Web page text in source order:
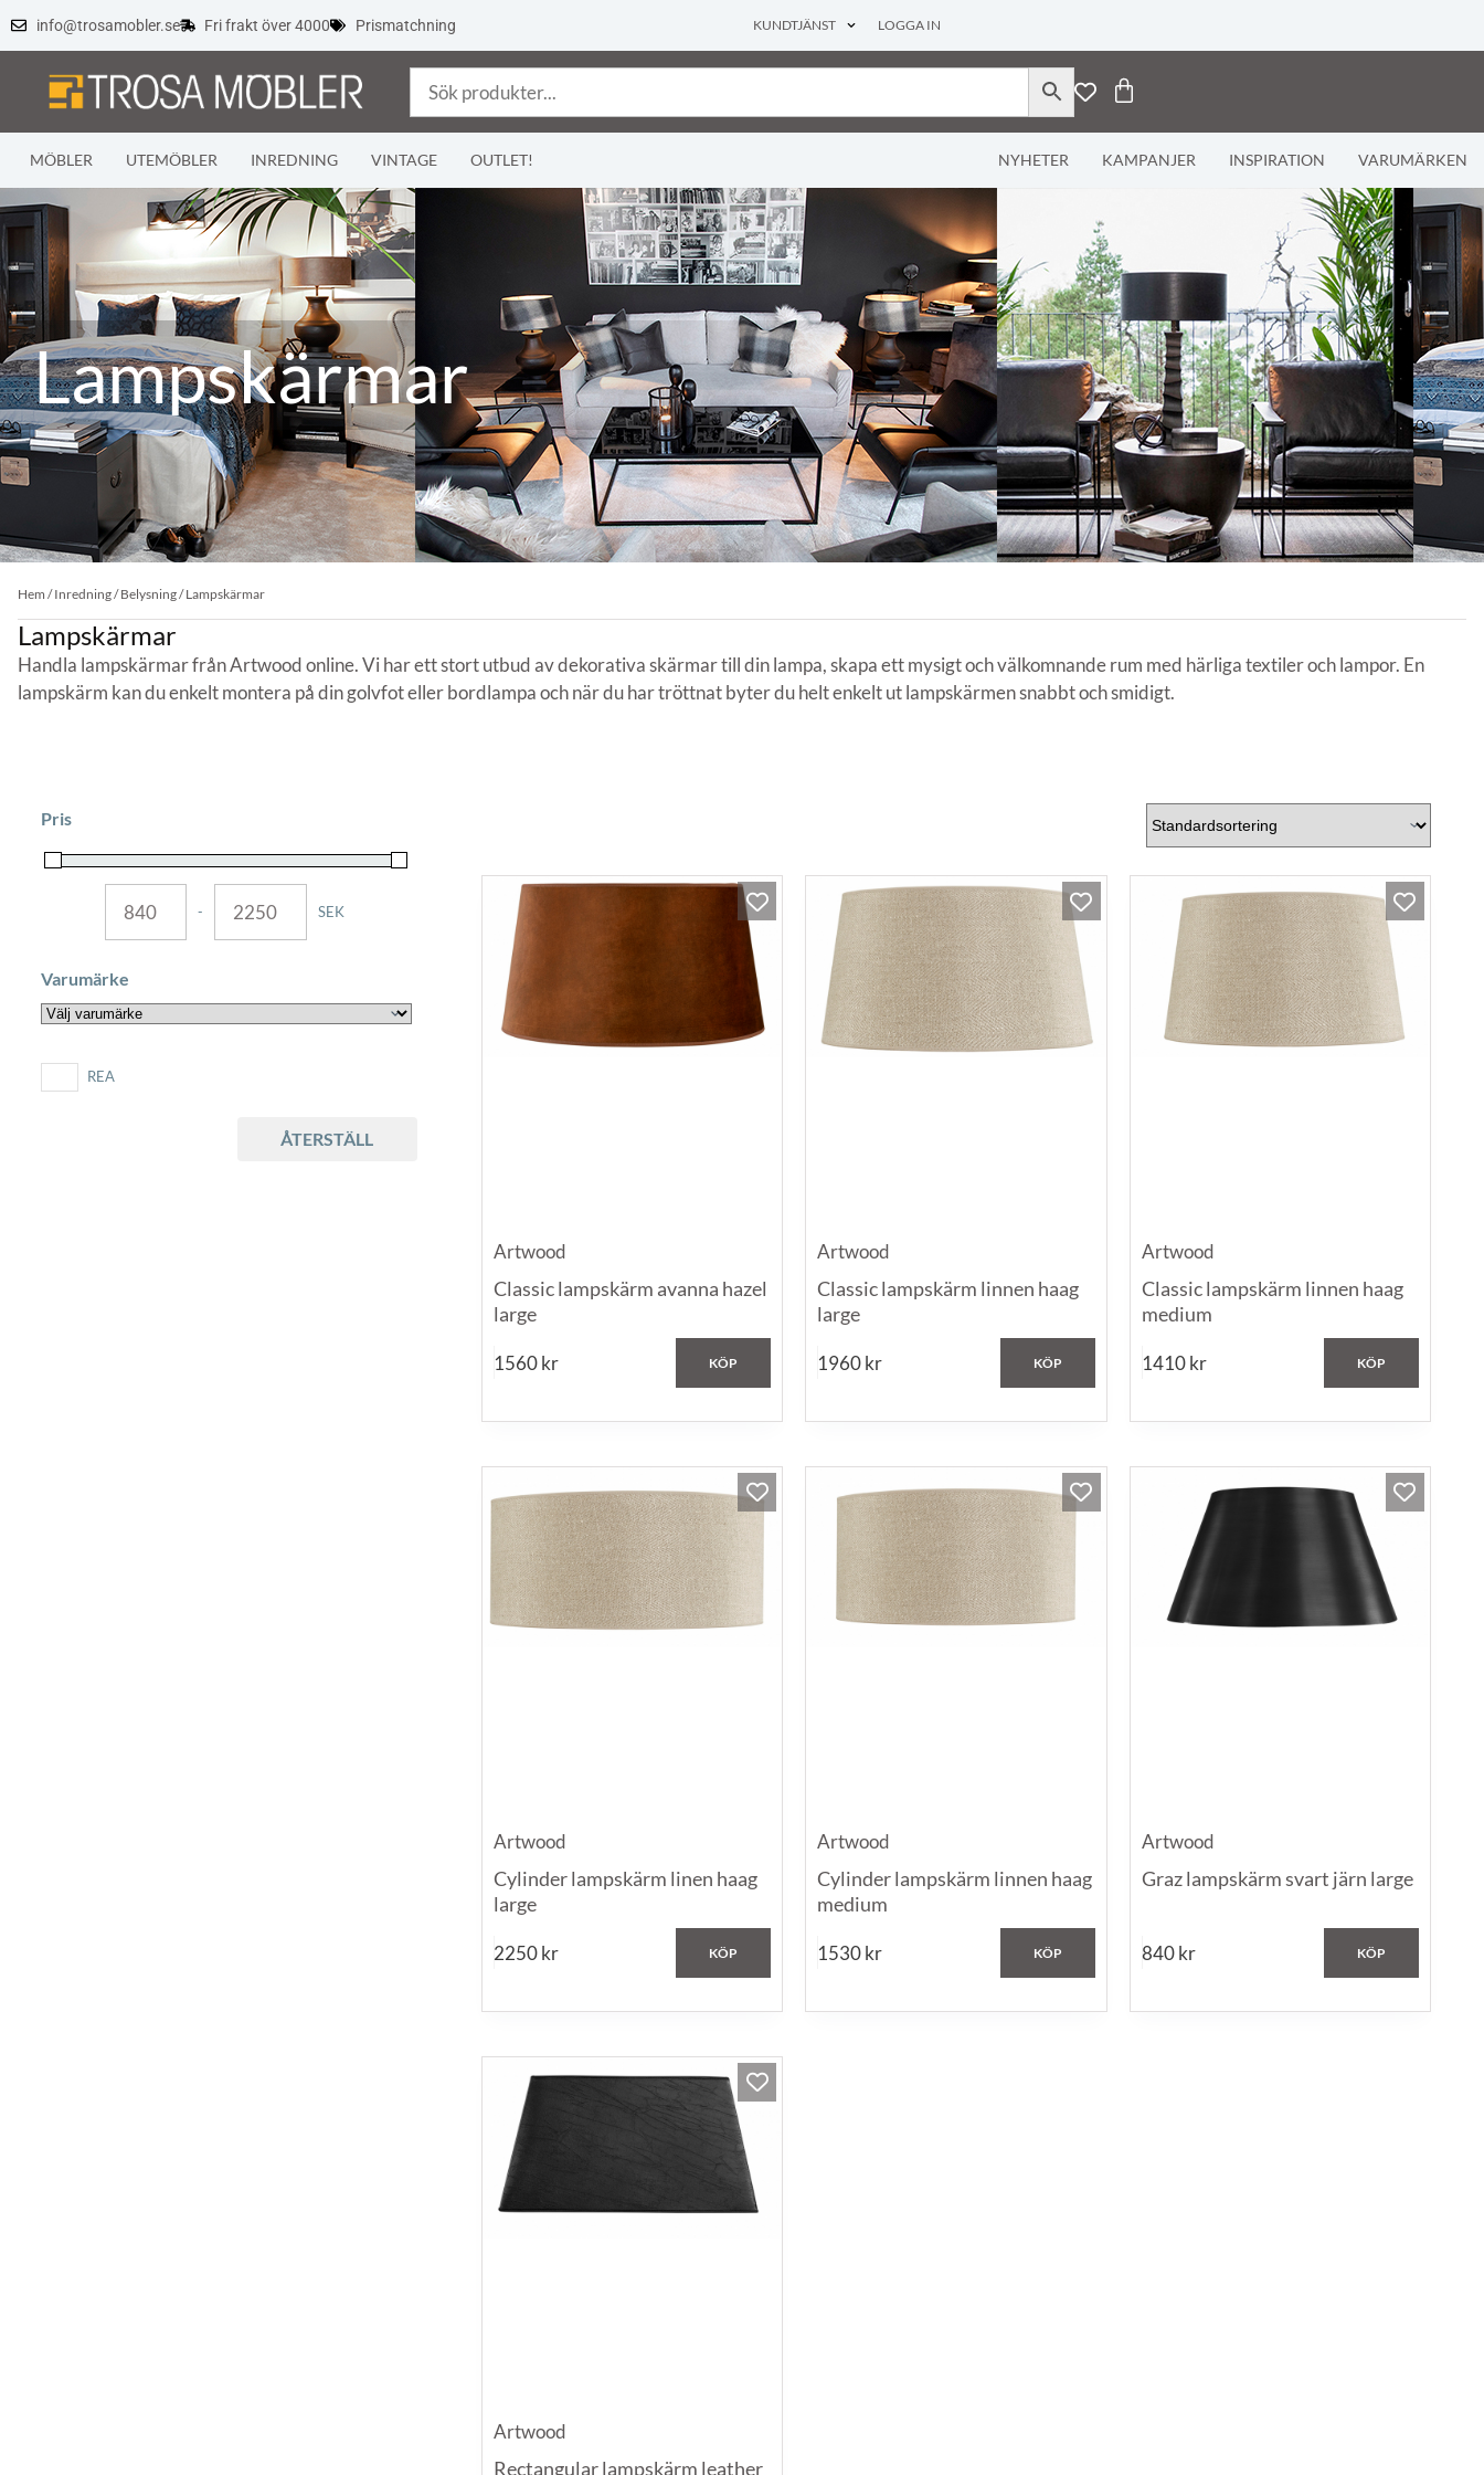
info@trosamobler.se Fri frakt över 4000 Prismatchning KUNDTJÄNST LOGGA IN
MÖBLER UTEMÖBLER INREDNING VINTAGE OUTLET! NYHETER KAMPANJER INSPIRATION VARUMÄRKEN
Lampskärmar
Hem /Inredning/Belysning/ Lampskärmar
Lampskärmar
Handla lampskärmar från Artwood online. Vi har ett stort utbud av dekorativa skärmar till din lampa, skapa ett mysigt och välkomnande rum med härliga textiler och lampor. En
lampskärm kan du enkelt montera på din golvfot eller bordlampa och när du har tröttnat byter du helt enkelt ut lampskärmen snabbt och smidigt.
Pris
MINIMUM PRICE
-
MAXIMUM PRICE
SEK
Varumärke
REA
ÅTERSTÄLL
Artwood
Classic lampskärm avanna hazel
large
1560kr KÖP
Artwood
Classic lampskärm linnen haag
large
1960kr KÖP
Artwood
Classic lampskärm linnen haag
medium
1410kr KÖP
Artwood
Cylinder lampskärm linen haag
large
2250kr KÖP
Artwood
Cylinder lampskärm linnen haag
medium
1530kr KÖP
Artwood
Graz lampskärm svart järn large
840kr KÖP
Artwood
Rectangular lampskärm leather